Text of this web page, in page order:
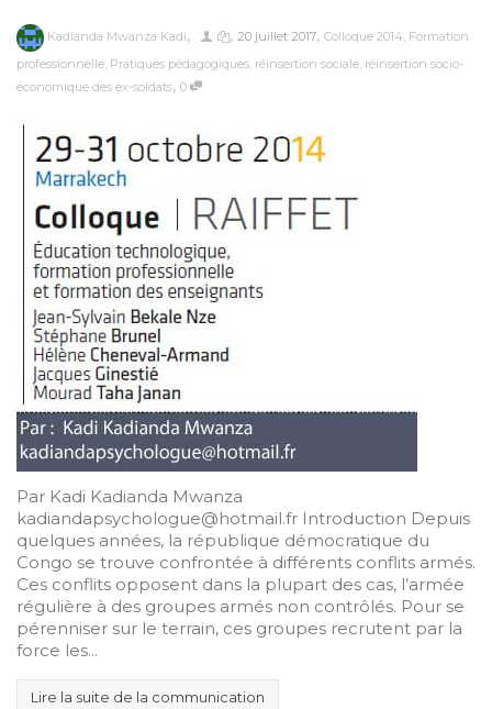
Kadianda Mwanza Kadi, , 20 juillet 2017, Colloque 2014, Formation
professionnelle, Pratiques pédagogiques, réinsertion sociale, réinsertion socio-
économique des ex-soldats, 0
Par Kadi Kadianda Mwanza
kadiandapsychologue@hotmail.fr Introduction Depuis
quelques années, la république démocratique du
Congo se trouve confrontée à différents conflits armés.
Ces conflits opposent dans la plupart des cas, l’armée
régulière à des groupes armés non contrôlés. Pour se
pérenniser sur le terrain, ces groupes recrutent par la
force les...
Lire la suite de la communication